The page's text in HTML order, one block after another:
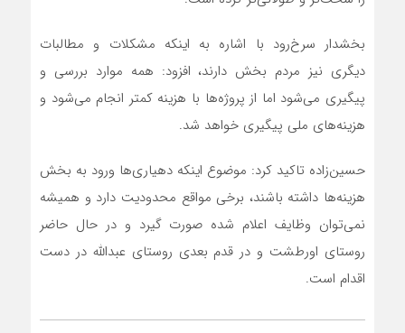
بخشدار سرخ‌رود با اشاره به اینکه مشکلات و مطالبات
دیگری نیز مردم بخش دارند، افزود: همه موارد بررسی و
پیگیری می‌شود اما از پروژه‌ها با هزینه کمتر انجام می‌شود و
هزینه‌های ملی پیگیری خواهد شد.
حسین‌زاده تاکید کرد: موضوع اینکه دهیاری‌ها ورود به بخش
هزینه‌ها داشته باشند، برخی مواقع محدودیت دارد و همیشه
نمی‌توان وظایف اعلام شده صورت گیرد و در حال حاضر
روستای اورطشت و در قدم بعدی روستای عبدالله در دست
اقدام است.